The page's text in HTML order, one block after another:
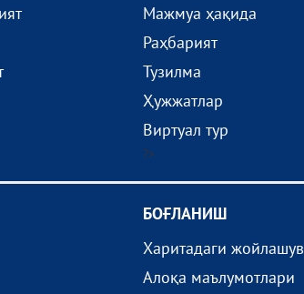
Мажмуа ҳақида
Раҳбарият
Тузилма
Ҳужжатлар
Виртуал тур
?>
БОҒЛАНИШ
Харитадаги жойлашув
Алоқа маълумотлари